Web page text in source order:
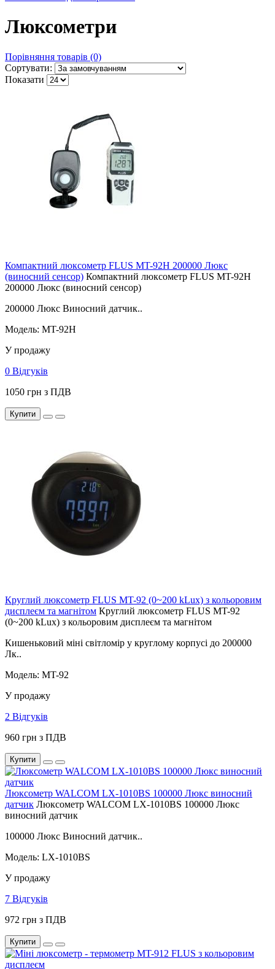
Люксометри
Порівняння товарів (0)
Сортувати:
Показати
Компактний люксометр FLUS MT-92H 200000 Люкс
(виносний сенсор) Компактний люксометр FLUS MT-92H
200000 Люкс (виносний сенсор)
200000 Люкс Виносний датчик..
Модель: MT-92H
У продажу
0 Відгуків
1050 грн з ПДВ
Купити
Круглий люксометр FLUS MT-92 (0~200 kLux) з кольоровим
дисплеєм та магнітом Круглий люксометр FLUS MT-92
(0~200 kLux) з кольоровим дисплеєм та магнітом
Кишеньковий міні світломір у круглому корпусі до 200000
Лк..
Модель: MT-92
У продажу
2 Відгуків
960 грн з ПДВ
Купити
Люксометр WALCOM LX-1010BS 100000 Люкс виносний
датчик Люксометр WALCOM LX-1010BS 100000 Люкс
виносний датчик
100000 Люкс Виносний датчик..
Модель: LX-1010BS
У продажу
7 Відгуків
972 грн з ПДВ
Купити